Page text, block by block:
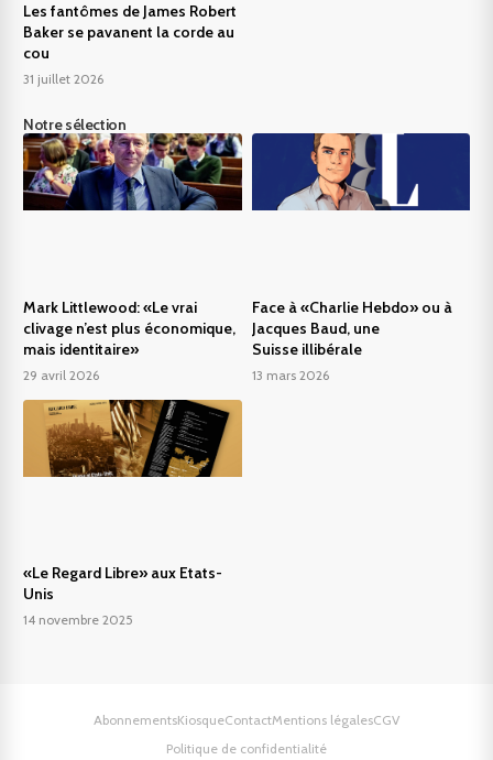
Les fantômes de James Robert
Baker se pavanent la corde au
cou
31 juillet 2026
Notre sélection
Mark Littlewood: «Le vrai
clivage n’est plus économique,
mais identitaire»
29 avril 2026
Face à «Charlie Hebdo» ou à
Jacques Baud, une
Suisse illibérale
13 mars 2026
«Le Regard Libre» aux Etats-
Unis
14 novembre 2025
AbonnementsKiosqueContactMentions légalesCGV
Politique de confidentialité